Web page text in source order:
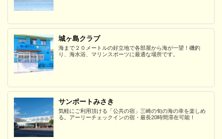
城ヶ島クラブ
海まで２０メートルの好立地で各部屋から海が一望！磯釣
り、海水浴、マリンスポーツに最適な場所です。
サンポートみさき
気軽にご利用頂ける「公共の宿」三崎の旬の海の幸を楽しめ
る。アーリーチェックインの宿・最長20時間滞在可能！